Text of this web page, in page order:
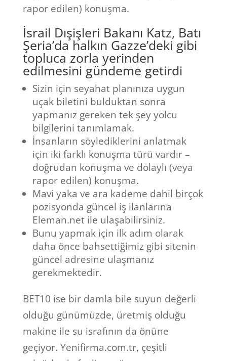
rapor edilen) konuşma.
İsrail Dışişleri Bakanı Katz, Batı
Şeria’da halkın Gazze’deki gibi
topluca zorla yerinden
edilmesini gündeme getirdi
Sizin için seyahat planınıza uygun
uçak biletini bulduktan sonra
yapmanız gereken tek şey yolcu
bilgilerini tanımlamak.
İnsanların söylediklerini anlatmak
için iki farklı konuşma türü vardır –
doğrudan konuşma ve dolaylı (veya
rapor edilen) konuşma.
Mavi yaka ve ara kademe dahil birçok
pozisyonda güncel iş ilanlarına
Eleman.net ile ulaşabilirsiniz.
Bunu yapmak için ilk adım olarak
daha önce bahsettiğimiz gibi sitenin
güncel adresine ulaşmanız
gerekmektedir.
BET10 ise bir damla bile suyun değerli
olduğu günümüzde, üretmiş olduğu
makine ile su israfının da önüne
geçiyor. Yenifirma.com.tr, çeşitli